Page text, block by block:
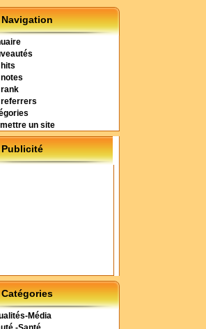
Navigation
hits
notes
rank
referrers
un site
Publicité
Catégories
Média